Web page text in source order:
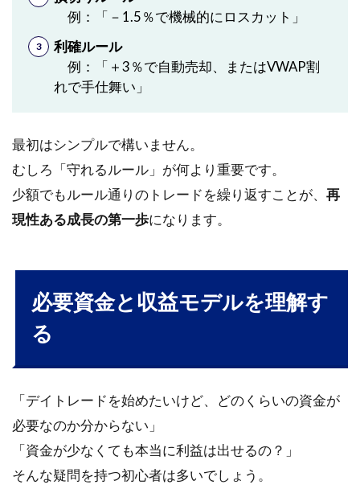
デメ
ト
4.4
デー
ド・
板情
リア
ルタ
ル
5
リ
ス
管
と
資
金
保
全
の
例：「－1.5％で機械的にロスカット」
利確ルール
例：「＋3％で自動売却、またはVWAP割
れで手仕舞い」
最初はシンプルで構いません。
むしろ「守れるルール」が何より重要です。
少額でもルール通りのトレードを繰り返すことが、 再
現性ある成長の第一歩になります。
必要資金と収益モデルを理解す
る
「デイトレードを始めたいけど、どのくらいの資金が
必要なのか分からない」
「資金が少なくても本当に利益は出せるの？」
そんな疑問を持つ初心者は多いでしょう。